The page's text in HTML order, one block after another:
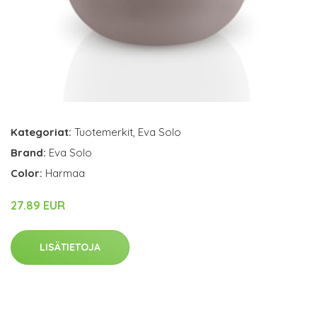
Kategoriat: Tuotemerkit, Eva Solo
Brand: Eva Solo
Color: Harmaa
27.89 EUR
LISÄTIETOJA